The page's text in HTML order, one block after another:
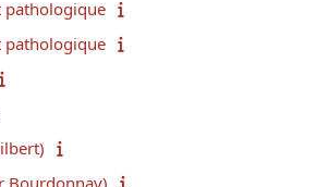
pathologique
pathologique
Bourdonnay)